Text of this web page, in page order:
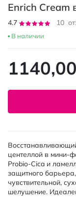
Enrich Cream
Рейтинг:
4.7
10
В наличии
центеллой в мини-
Probio-Cica и
защитного
чувствительной,
шелушение.